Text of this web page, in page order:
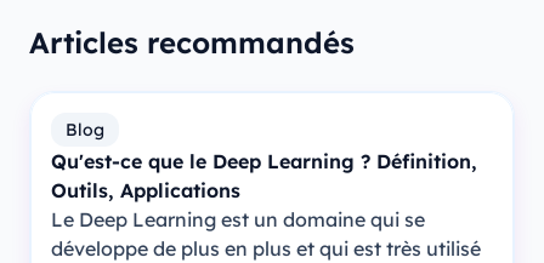
Articles recommandés
Blog
Qu'est-ce que le Deep Learning ? Définition,
Outils, Applications
Le Deep Learning est un domaine qui se
développe de plus en plus et qui est très utilisé